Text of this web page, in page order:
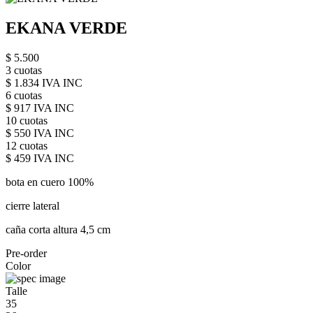
EKANA VERDE
$ 5.500
3 cuotas
$ 1.834 IVA INC
6 cuotas
$ 917 IVA INC
10 cuotas
$ 550 IVA INC
12 cuotas
$ 459 IVA INC
bota en cuero 100%
cierre lateral
caña corta altura 4,5 cm
Pre-order
Color
Talle
35